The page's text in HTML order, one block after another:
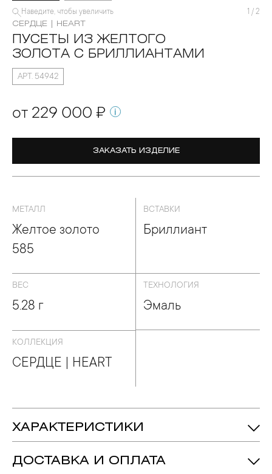
Наведите, чтобы увеличить 1 / 2
СЕРДЦЕ | HEART
ПУСЕТЫ ИЗ ЖЕЛТОГО
ЗОЛОТА С БРИЛЛИАНТАМИ
АРТ. 54942
от 229 000 ₽
ЗАКАЗАТЬ ИЗДЕЛИЕ
МЕТАЛЛ
Желтое золото
585
ВСТАВКИ
Бриллиант
ВЕС
5.28 г
ТЕХНОЛОГИЯ
Эмаль
КОЛЛЕКЦИЯ
СЕРДЦЕ | HEART
ХАРАКТЕРИСТИКИ
камня 4, чистота камня 6, 0.155 crt
ДОСТАВКА И ОПЛАТА